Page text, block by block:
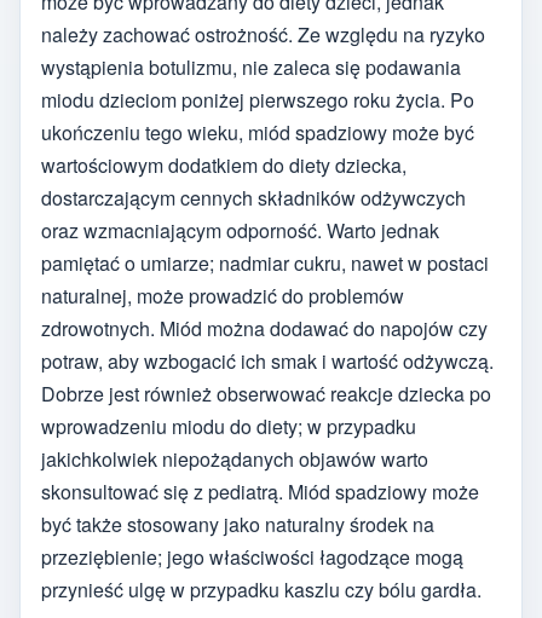
należy zachować ostrożność. Ze względu na ryzyko
wystąpienia botulizmu, nie zaleca się podawania
miodu dzieciom poniżej pierwszego roku życia. Po
ukończeniu tego wieku, miód spadziowy może być
wartościowym dodatkiem do diety dziecka,
dostarczającym cennych składników odżywczych
oraz wzmacniającym odporność. Warto jednak
pamiętać o umiarze; nadmiar cukru, nawet w postaci
naturalnej, może prowadzić do problemów
zdrowotnych. Miód można dodawać do napojów czy
potraw, aby wzbogacić ich smak i wartość odżywczą.
Dobrze jest również obserwować reakcje dziecka po
wprowadzeniu miodu do diety; w przypadku
jakichkolwiek niepożądanych objawów warto
skonsultować się z pediatrą. Miód spadziowy może
być także stosowany jako naturalny środek na
przeziębienie; jego właściwości łagodzące mogą
przynieść ulgę w przypadku kaszlu czy bólu gardła.